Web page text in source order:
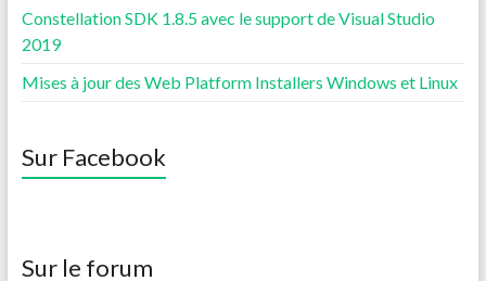
Constellation SDK 1.8.5 avec le support de Visual Studio
2019
Mises à jour des Web Platform Installers Windows et Linux
Sur Facebook
Sur le forum